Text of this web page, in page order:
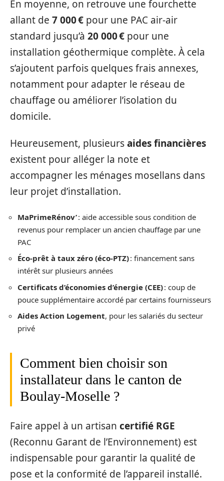
En moyenne, on retrouve une fourchette
allant de 7 000 € pour une PAC air-air
standard jusqu’à 20 000 € pour une
installation géothermique complète. À cela
s’ajoutent parfois quelques frais annexes,
notamment pour adapter le réseau de
chauffage ou améliorer l’isolation du
domicile.
Heureusement, plusieursaides financières
existent pour alléger la note et
accompagner les ménages mosellans dans
leur projet d’installation.
MaPrimeRénov’: aide accessible sous condition de
revenus pour remplacer un ancien chauffage par une
PAC
Éco-prêt à taux zéro (éco-PTZ): financement sans
intérêt sur plusieurs années
Certificats d’économies d’énergie (CEE): coup de
pouce supplémentaire accordé par certains fournisseurs
Aides Action Logement, pour les salariés du secteur
privé
Comment bien choisir son
installateur dans le canton de
Boulay-Moselle ?
Faire appel à un artisan certifié RGE
(Reconnu Garant de l’Environnement) est
indispensable pour garantir la qualité de
pose et la conformité de l’appareil installé.